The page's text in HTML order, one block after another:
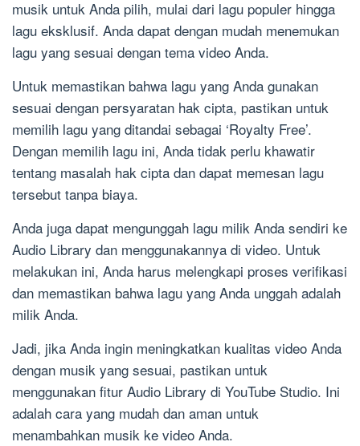
musik untuk Anda pilih, mulai dari lagu populer hingga
lagu eksklusif. Anda dapat dengan mudah menemukan
lagu yang sesuai dengan tema video Anda.
Untuk memastikan bahwa lagu yang Anda gunakan
sesuai dengan persyaratan hak cipta, pastikan untuk
memilih lagu yang ditandai sebagai ‘Royalty Free’.
Dengan memilih lagu ini, Anda tidak perlu khawatir
tentang masalah hak cipta dan dapat memesan lagu
tersebut tanpa biaya.
Anda juga dapat mengunggah lagu milik Anda sendiri ke
Audio Library dan menggunakannya di video. Untuk
melakukan ini, Anda harus melengkapi proses verifikasi
dan memastikan bahwa lagu yang Anda unggah adalah
milik Anda.
Jadi, jika Anda ingin meningkatkan kualitas video Anda
dengan musik yang sesuai, pastikan untuk
menggunakan fitur Audio Library di YouTube Studio. Ini
adalah cara yang mudah dan aman untuk
menambahkan musik ke video Anda.